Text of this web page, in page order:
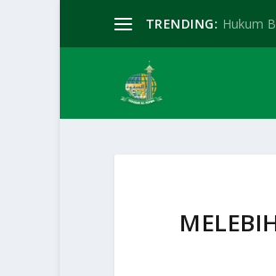
TRENDING: Hukum